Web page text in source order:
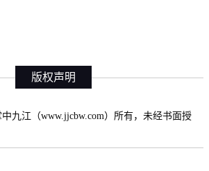
版权声明
九江（www.jjcbw.com）所有，未经书面授